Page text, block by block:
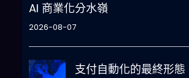
AI 商業化分水嶺
2026-08-07
支付自動化的最終形